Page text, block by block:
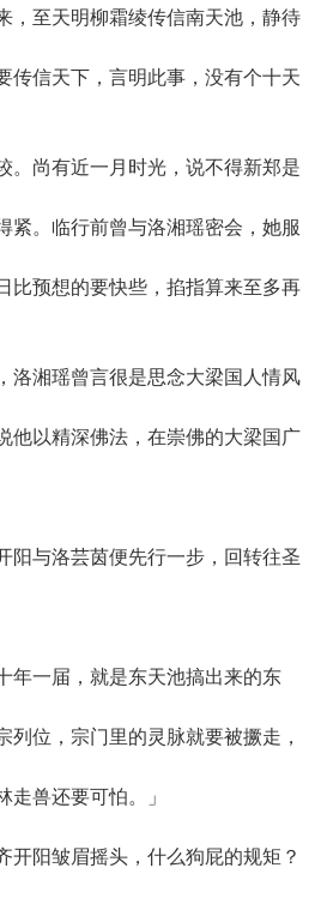
至天明柳霜绫传信南天池，静待
传信天下，言明此事，没有个十天
尚有近一月时光，说不得新郑是
紧。临行前曾与洛湘瑶密会，她服
比预想的要快些，掐指算来至多再
湘瑶曾言很是思念大梁国人情风
他以精深佛法，在崇佛的大梁国广
与洛芸茵便先行一步，回转往圣
一届，就是东天池搞出来的东
列位，宗门里的灵脉就要被撅走，
走兽还要可怕。」
阳皱眉摇头，什么狗屁的规矩？